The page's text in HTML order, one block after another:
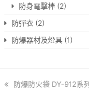
防身電擊棒 (2)
防彈衣 (2)
防爆器材及燈具 (1)
previous
防爆防火袋 DY-912系列